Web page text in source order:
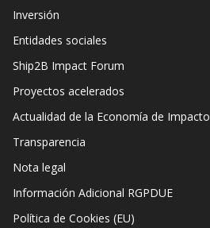
Inversión
Entidades sociales
Ship2B Impact Forum
Proyectos acelerados
Actualidad de la Economía de Impacto
Transparencia
Nota legal
Información Adicional RGPDUE
Política de Cookies (EU)